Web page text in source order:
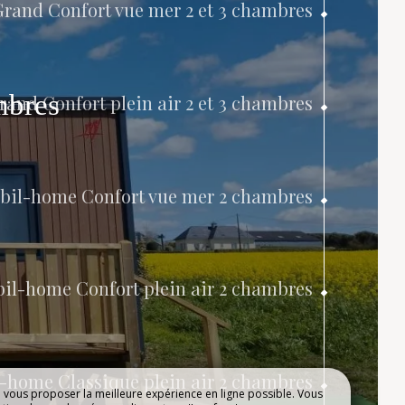
NOTRE ESPACE
AQUATIQUE
Confort vue mer 2 et 3 chambres
Confort plein air 2 et 3 chambres
home Confort vue mer 2 chambres
home Confort plein air 2 chambres
Classique plein air 2 chambres
proposer la meilleure expérience en ligne possible. Vous